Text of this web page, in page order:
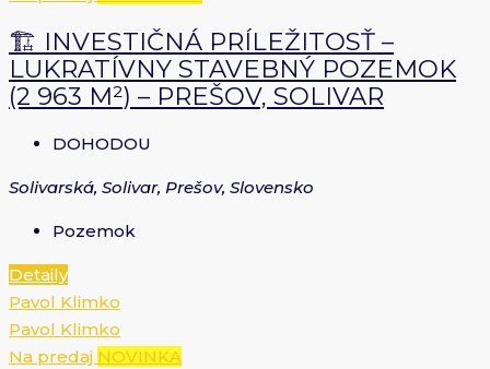
🏗 INVESTIČNÁ PRÍLEŽITOSŤ –
LUKRATÍVNY STAVEBNÝ POZEMOK
(2 963 M²) – PREŠOV, SOLIVAR
DOHODOU
Solivarská, Solivar, Prešov, Slovensko
Pozemok
Detaily
Pavol Klimko
Pavol Klimko
Na predaj NOVINKA